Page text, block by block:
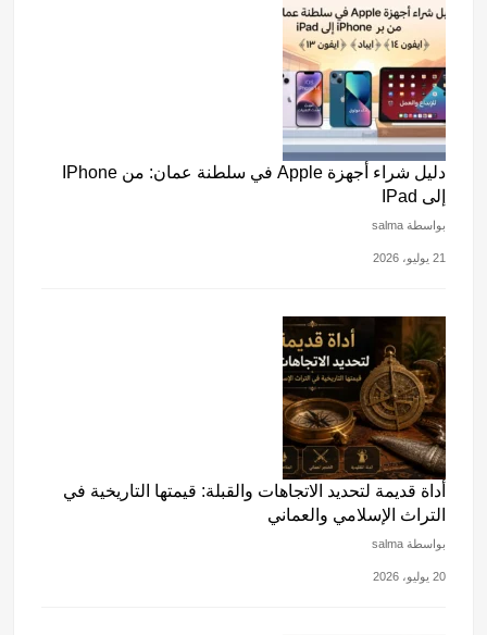
دليل شراء أجهزة Apple في سلطنة عمان: من IPhone
إلى IPad
بواسطة salma
21 يوليو، 2026
أداة قديمة لتحديد الاتجاهات والقبلة: قيمتها التاريخية في
التراث الإسلامي والعماني
بواسطة salma
20 يوليو، 2026